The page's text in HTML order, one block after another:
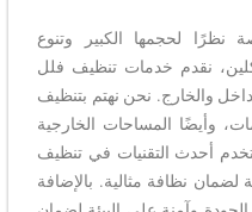
لحجمها الكبير وتنوع
نقدم خدمات تنظيف فلل
والخارج. نحن نهتم بتنظيف
وأيضًا المساحات الخارجية
أحدث التقنيات في تنظيف
لضمان نظافة مثالية. بالإضافة